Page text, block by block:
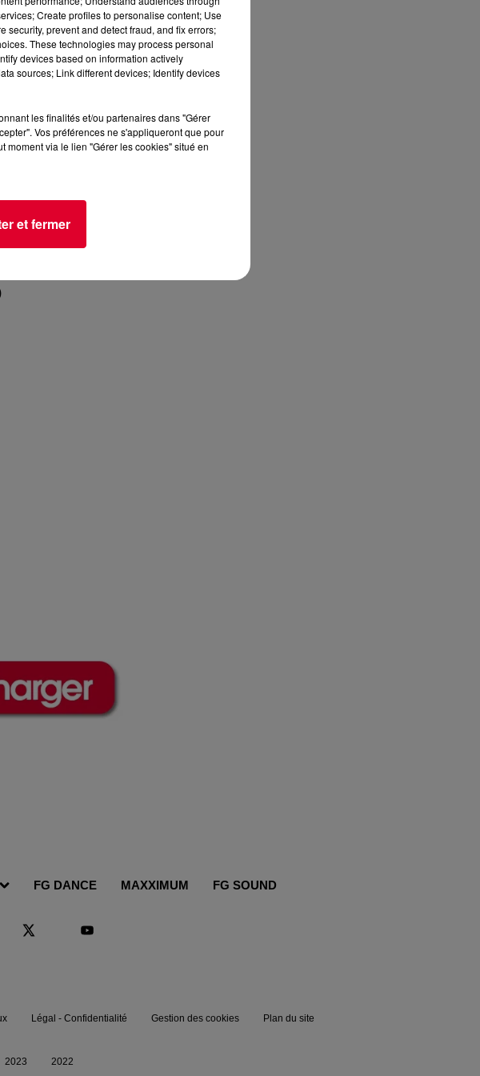
FG DANCE MAXXIMUM FG SOUND
Légal - Confidentialité Gestion des cookies Plan du site
2023 2022
Create profiles to personalise content; Use
security, prevent and detect fraud, and fix errors;
These technologies may process personal
devices based on information actively
sources; Link different devices; Identify devices
les finalités et/ou partenaires dans "Gérer
Vos préférences ne s'appliqueront que pour
moment via le lien "Gérer les cookies" situé en
et fermer